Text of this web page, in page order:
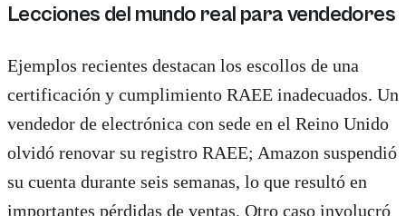
Lecciones del mundo real para vendedores
Ejemplos recientes destacan los escollos de una
certificación y cumplimiento RAEE inadecuados. Un
vendedor de electrónica con sede en el Reino Unido
olvidó renovar su registro RAEE; Amazon suspendió
su cuenta durante seis semanas, lo que resultó en
importantes pérdidas de ventas. Otro caso involucró